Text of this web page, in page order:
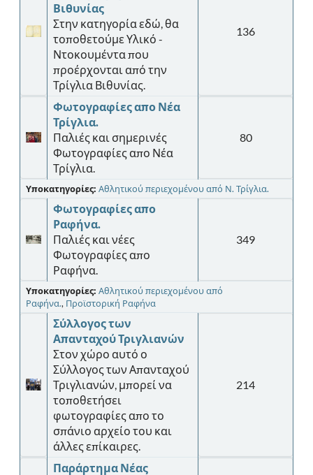
Βιθυνίας
Στην κατηγορία εδώ, θα
τοποθετούμε Υλικό -
Ντοκουμέντα που
προέρχονται από την
Τρίγλια Βιθυνίας.
136
Φωτογραφίες απο Νέα
Τρίγλια.
Παλιές και σημερινές
Φωτογραφίες απο Νέα
Τρίγλια.
80
Υποκατηγορίες: Αθλητικού περιεχομένου από Ν. Τρίγλια.
Φωτογραφίες απο
Ραφήνα.
Παλιές και νέες
Φωτογραφίες απο
Ραφήνα.
349
Υποκατηγορίες: Αθλητικού περιεχομένου από
Ραφήνα., Προϊστορική Ραφήνα
Σύλλογος των
Απανταχού Τριγλιανών
Στον χώρο αυτό ο
Σύλλογος των Απανταχού
Τριγλιανών, μπορεί να
τοποθετήσει
φωτογραφίες απο το
σπάνιο αρχείο του και
άλλες επίκαιρες.
214
Παράρτημα Νέας